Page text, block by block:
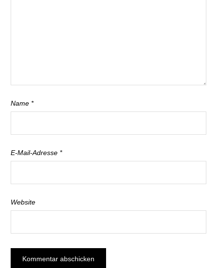
Name *
E-Mail-Adresse *
Website